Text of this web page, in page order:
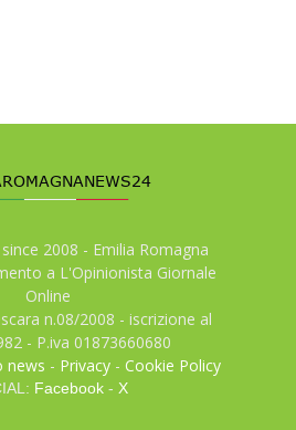
2008 - Emilia Romagna
a L'Opinionista Giornale
Online
n.08/2008 - iscrizione al
- P.iva 01873660680
news - Privacy -Cookie Policy
Facebook- X